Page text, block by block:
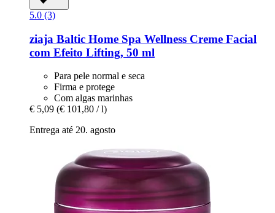
5.0 (3)
ziaja Baltic Home Spa Wellness Creme Facial
com Efeito Lifting, 50 ml
Para pele normal e seca
Firma e protege
Com algas marinhas
€ 5,09 (€ 101,80 / l)
Entrega até 20. agosto